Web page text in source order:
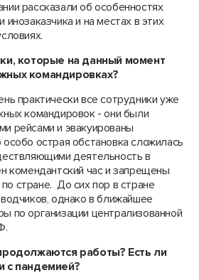
рассказали об особенностях
и на местах в этих
которые на данный момент
командировках?
практически все сотрудники уже
командировок - они были
рейсами и эвакуированы
острая обстановка сложилась
деятельность в
комендантский час и запрещены
стране. До сих пор в стране
однако в ближайшее
по организации централизованной
работы? Есть ли
с пандемией?